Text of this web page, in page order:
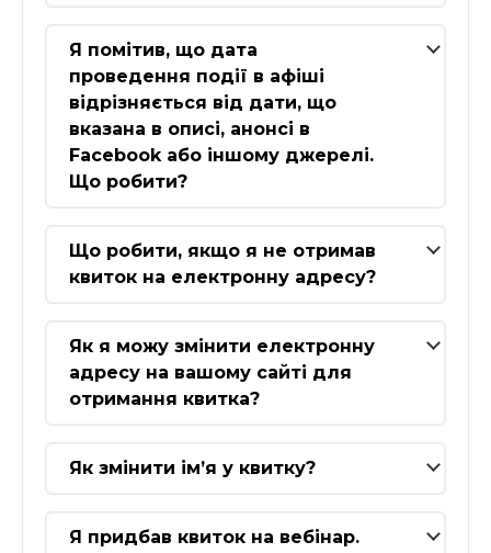
Я помітив, що дата
проведення події в афіші
відрізняється від дати, що
вказана в описі, анонсі в
Facebook або іншому джерелі.
Що робити?
Що робити, якщо я не отримав
квиток на електронну адресу?
Як я можу змінити електронну
адресу на вашому сайті для
отримання квитка?
Як змінити ім’я у квитку?
Я придбав квиток на вебінар.